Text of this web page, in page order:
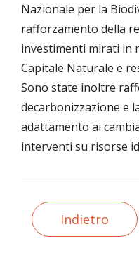
Nazionale per la
rafforzamento della
investimenti mirati in
Capitale Naturale e
Sono state inoltre
decarbonizzazione e
adattamento ai
interventi su risorse
Indietro